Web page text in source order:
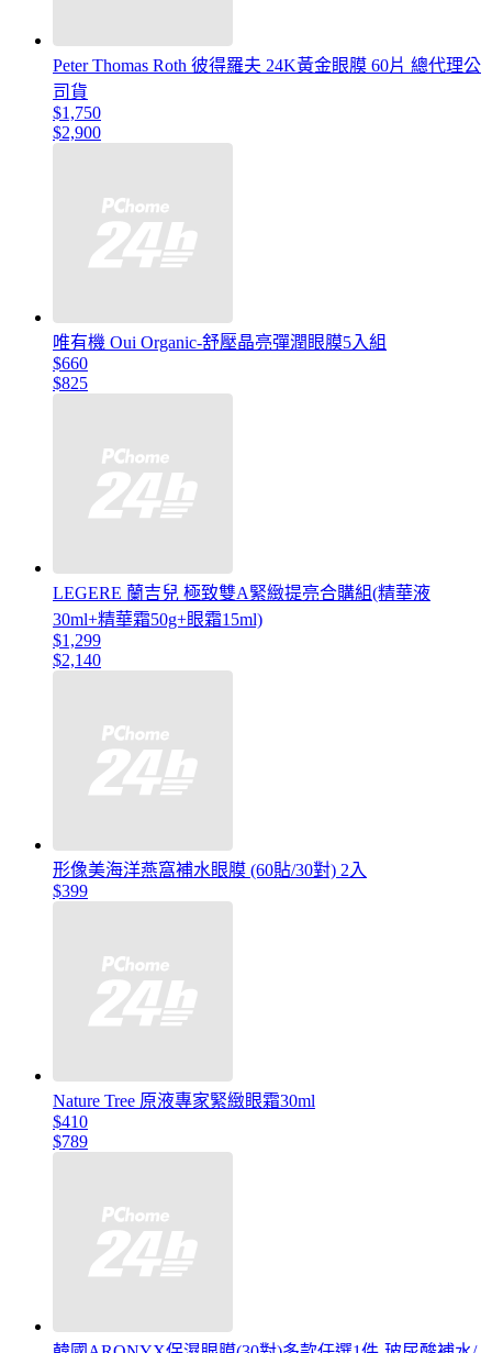
Peter Thomas Roth 彼得羅夫 24K黃金眼膜 60片 總代理公
司貨
$1,750
$2,900
唯有機 Oui Organic-舒壓晶亮彈潤眼膜5入組
$660
$825
LEGERE 蘭吉兒 極致雙A緊緻提亮合購組(精華液
30ml+精華霜50g+眼霜15ml)
$1,299
$2,140
形像美海洋燕窩補水眼膜 (60貼/30對) 2入
$399
Nature Tree 原液專家緊緻眼霜30ml
$410
$789